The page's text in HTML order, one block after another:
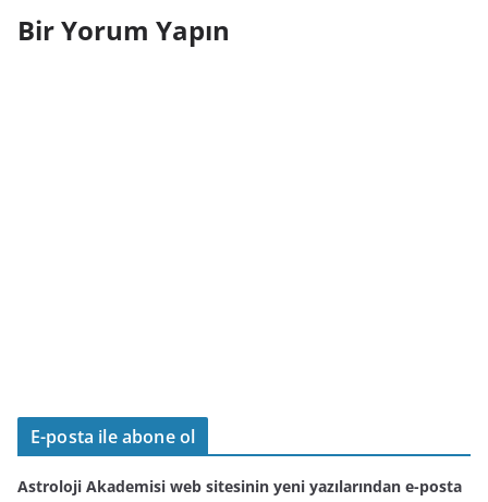
Bir Yorum Yapın
E-posta ile abone ol
Astroloji Akademisi web sitesinin yeni yazılarından e-posta